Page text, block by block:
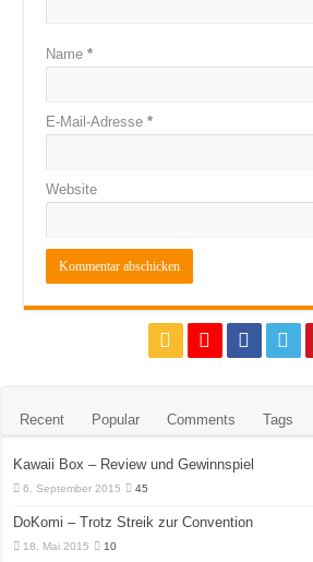
Name*
E-Mail-Adresse*
Website
Recent Popular Comments Tags
Kawaii Box – Review und Gewinnspiel
6. September 2015 45
DoKomi – Trotz Streik zur Convention
18. Mai 2015 10